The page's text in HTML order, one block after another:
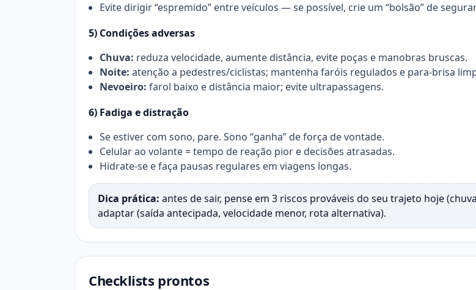
Evite dirigir “espremido” entre veículos — se possível, crie um “bolsão” de
5) Condições adversas
Chuva: reduza velocidade, aumente distância, evite poças e manobras bruscas.
Noite: atenção a pedestres/ciclistas; mantenha faróis regulados e para-brisa
Nevoeiro: farol baixo e distância maior; evite ultrapassagens.
6) Fadiga e distração
Se estiver com sono, pare. Sono “ganha” de força de vontade.
Celular ao volante = tempo de reação pior e decisões atrasadas.
Hidrate-se e faça pausas regulares em viagens longas.
Dica prática: antes de sair, pense em 3 riscos prováveis do seu trajeto hoje
adaptar (saída antecipada, velocidade menor, rota alternativa).
Checklists prontos